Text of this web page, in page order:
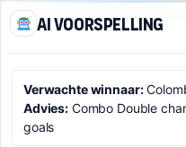
AI voorspelling
Verwachte winnaar:
Advies: Combo Double
goals